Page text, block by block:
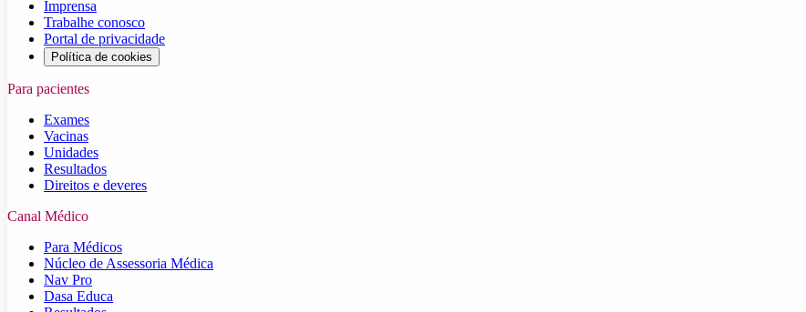
Imprensa
Trabalhe conosco
Portal de privacidade
Política de cookies
Para pacientes
Exames
Vacinas
Unidades
Resultados
Direitos e deveres
Canal Médico
Para Médicos
Núcleo de Assessoria Médica
Nav Pro
Dasa Educa